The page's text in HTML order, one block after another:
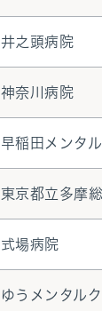
井之頭病院
神奈川病院
早稲田メンタ
東京都立多摩
式場病院
ゆうメンタル